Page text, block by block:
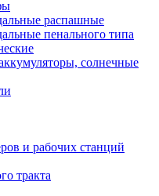
распашные
пенального типа
солнечные
и рабочих станций
тракта